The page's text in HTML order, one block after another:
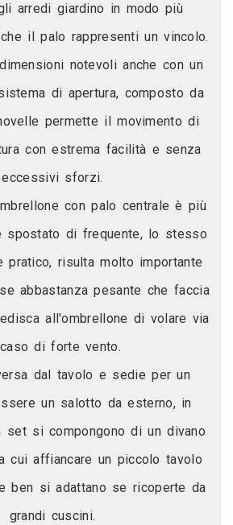
arredi giardino in modo più
il palo rappresenti un vincolo.
notevoli anche con un
di apertura, composto da
permette il movimento di
con estrema facilità e senza
eccessivi sforzi.
con palo centrale è più
spostato di frequente, lo stesso
pratico, risulta molto importante
abbastanza pesante che faccia
all'ombrellone di volare via
di forte vento.
dal tavolo e sedie per un
un salotto da esterno, in
set si compongono di un divano
cui affiancare un piccolo tavolo
ben si adattano se ricoperte da
grandi cuscini.